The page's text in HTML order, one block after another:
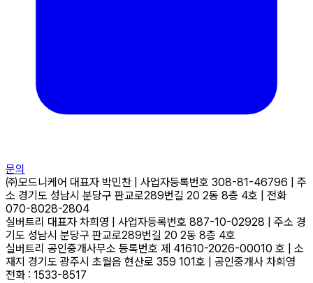
문의
㈜모드니케어 대표자 박민찬 사업자등록번호 308-81-46796
주
소 경기도 성남시 분당구 판교로289번길 20 2동 8층 4호
전화
070-8028-2804
실버트리 대표자 차희영 사업자등록번호 887-10-02928 주소 경
기도 성남시 분당구 판교로289번길 20 2동 8층 4호
실버트리 공인중개사무소 등록번호 제 41610-2026-00010 호
소
재지 경기도 광주시 초월읍 현산로 359 101호 공인중개사 차희영
전화 : 1533-8517